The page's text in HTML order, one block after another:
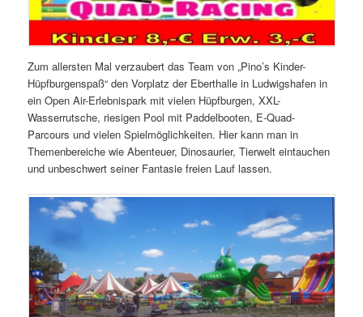
Zum allersten Mal verzaubert das Team von „Pino’s Kinder-
Hüpfburgenspaß“ den Vorplatz der Eberthalle in Ludwigshafen in
ein Open Air-Erlebnispark mit vielen Hüpfburgen, XXL-
Wasserrutsche, riesigen Pool mit Paddelbooten, E-Quad-
Parcours und vielen Spielmöglichkeiten. Hier kann man in
Themenbereiche wie Abenteuer, Dinosaurier, Tierwelt eintauchen
und unbeschwert seiner Fantasie freien Lauf lassen.